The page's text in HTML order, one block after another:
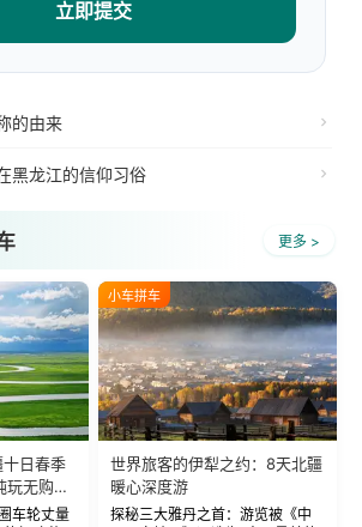
立即提交
的由来
黑龙江的信仰习俗
更多 >
日春季
玩无购
车轮丈量
小车拼车
世界旅客的伊犁之约：8天北疆
暖心深度游
探秘三大雅丹之首：游览被《中